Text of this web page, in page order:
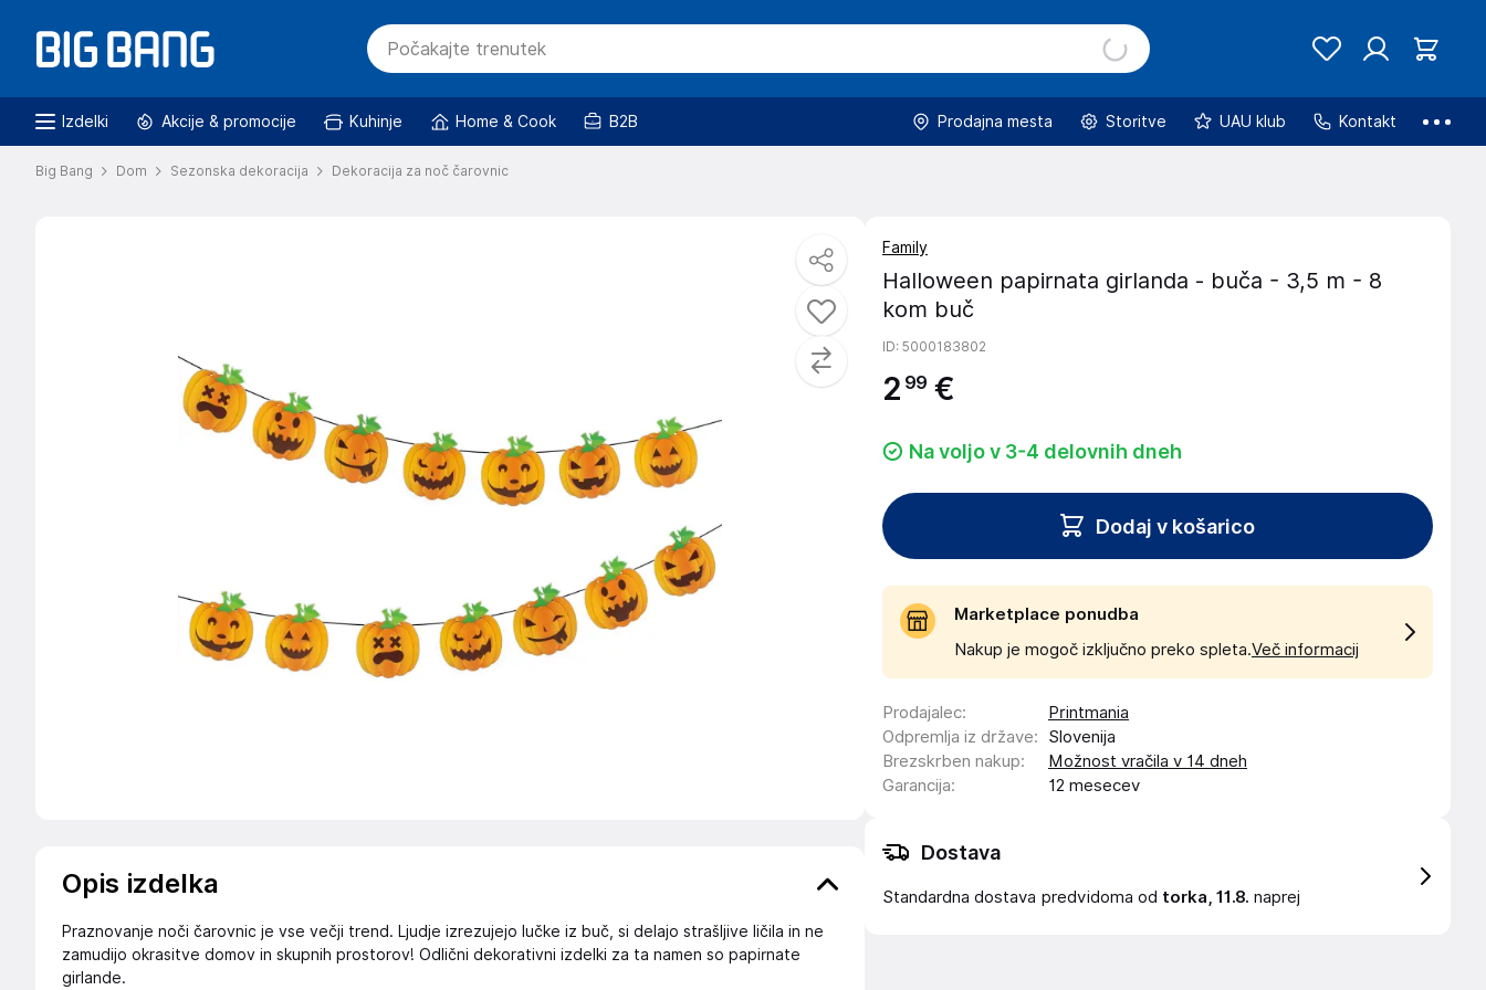
Izdelki Akcije & promocije Kuhinje Home & Cook B2B Prodajna mesta Storitve UAU klub Kontakt
Big Bang Dom Sezonska dekoracija Dekoracija za noč čarovnic
Opis izdelka
Praznovanje noči čarovnic je vse večji trend. Ljudje izrezujejo lučke iz buč, si delajo strašljive ličila in ne
zamudijo okrasitve domov in skupnih prostorov! Odlični dekorativni izdelki za ta namen so papirnate
girlande.
Family
Halloween papirnata girlanda - buča - 3,5 m - 8
kom buč
ID: 5000183802
2 99 €
Na voljo v 3-4 delovnih dneh
Dodaj v košarico
Marketplace ponudba
Nakup je mogoč izključno preko spleta.Več informacij
Prodajalec:
Printmania
Odpremlja iz države:
Slovenija
Brezskrben nakup:
Možnost vračila v 14 dneh
Garancija: 12 mesecev
Dostava
Standardna dostava predvidoma od torka, 11.8. naprej